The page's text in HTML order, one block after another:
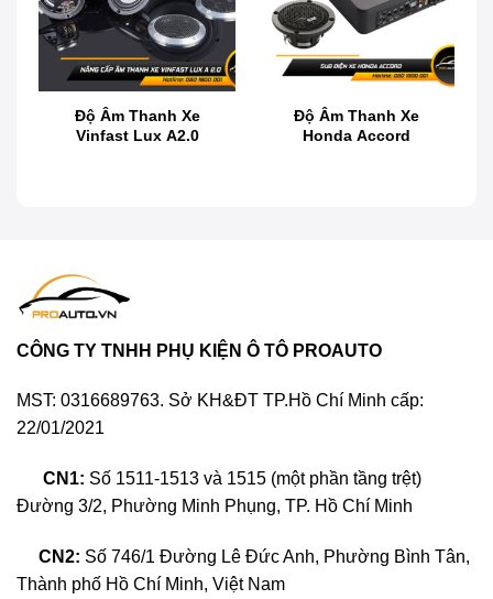
Nâng cấp âm thanh xe Sienna bởi Chuyên gia
nước ngoài và đánh giá của chủ xe tại Proauto.vn
Nâng cấp âm thanh xe Honda Brio
Gắn, thay, độ loa sub amply nâng cấp âm
Độ Âm Thanh Xe
Vinfast Lux A2.0
Độ Âm Thanh Xe
Honda Accord
CÔNG TY TNHH PHỤ KIỆN Ô TÔ PROAUTO
MST: 0316689763. Sở KH&ĐT TP.Hồ Chí Minh cấp:
22/01/2021
CN1: Số 1511-1513 và 1515 (một phần tầng trệt)
Đường 3/2, Phường Minh Phụng, TP. Hồ Chí Minh
CN2: Số 746/1 Đường Lê Đức Anh, Phường Bình Tân,
Thành phố Hồ Chí Minh, Việt Nam